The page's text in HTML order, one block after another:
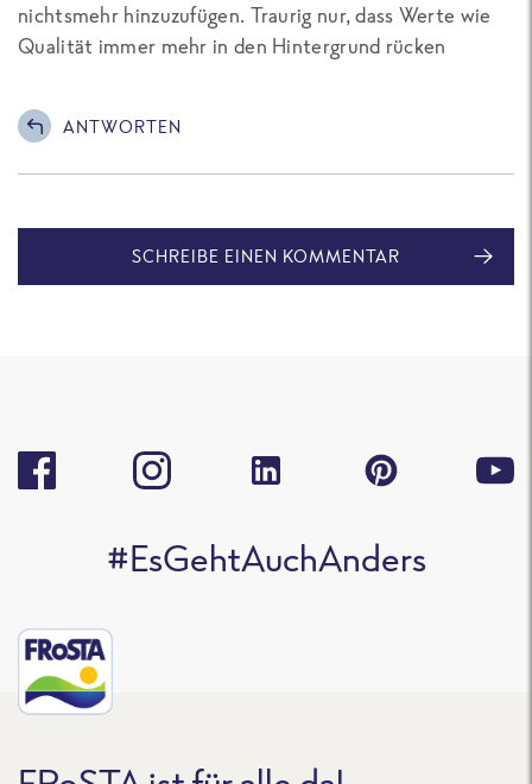
nichtsmehr hinzuzufügen. Traurig nur, dass Werte wie
Qualität immer mehr in den Hintergrund rücken
ANTWORTEN
SCHREIBE EINEN KOMMENTAR
#EsGehtAuchAnders